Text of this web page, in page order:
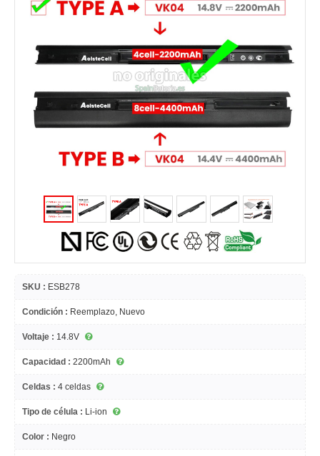
SKU : ESB278
Condición : Reemplazo, Nuevo
Voltaje : 14.8V
Capacidad : 2200mAh
Celdas : 4 celdas
Tipo de célula : Li-ion
Color : Negro